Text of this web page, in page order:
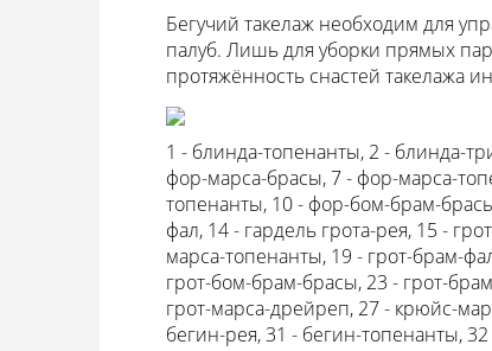
Бегучий такелаж необходим для
палуб. Лишь для уборки прямых
протяжённость снастей такелажа
1 - блинда-топенанты, 2 - блинда-
фор-марса-брасы, 7 - фор-марса-
топенанты, 10 - фор-бом-брам-
фал, 14 - гардель грота-рея, 15 -
марса-топенанты, 19 - грот-брам-
грот-бом-брам-брасы, 23 - грот-
грот-марса-дрейреп, 27 - крюйс-
бегин-рея, 31 - бегин-топенанты,